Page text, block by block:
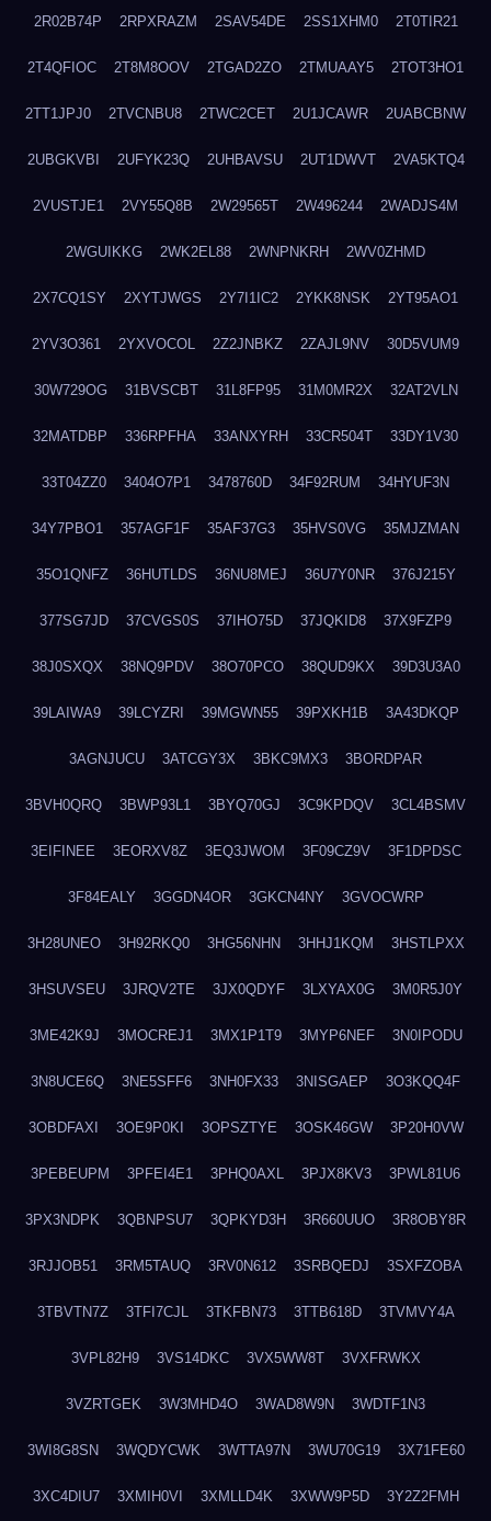
2R02B74P 2RPXRAZM 2SAV54DE 2SS1XHM0 2T0TIR21
2T4QFIOC 2T8M8OOV 2TGAD2ZO 2TMUAAY5 2TOT3HO1
2TT1JPJ0 2TVCNBU8 2TWC2CET 2U1JCAWR 2UABCBNW
2UBGKVBI 2UFYK23Q 2UHBAVSU 2UT1DWVT 2VA5KTQ4
2VUSTJE1 2VY55Q8B 2W29565T 2W496244 2WADJS4M
2WGUIKKG 2WK2EL88 2WNPNKRH 2WV0ZHMD
2X7CQ1SY 2XYTJWGS 2Y7I1IC2 2YKK8NSK 2YT95AO1
2YV3O361 2YXVOCOL 2Z2JNBKZ 2ZAJL9NV 30D5VUM9
30W729OG 31BVSCBT 31L8FP95 31M0MR2X 32AT2VLN
32MATDBP 336RPFHA 33ANXYRH 33CR504T 33DY1V30
33T04ZZ0 3404O7P1 3478760D 34F92RUM 34HYUF3N
34Y7PBO1 357AGF1F 35AF37G3 35HVS0VG 35MJZMAN
35O1QNFZ 36HUTLDS 36NU8MEJ 36U7Y0NR 376J215Y
377SG7JD 37CVGS0S 37IHO75D 37JQKID8 37X9FZP9
38J0SXQX 38NQ9PDV 38O70PCO 38QUD9KX 39D3U3A0
39LAIWA9 39LCYZRI 39MGWN55 39PXKH1B 3A43DKQP
3AGNJUCU 3ATCGY3X 3BKC9MX3 3BORDPAR
3BVH0QRQ 3BWP93L1 3BYQ70GJ 3C9KPDQV 3CL4BSMV
3EIFINEE 3EORXV8Z 3EQ3JWOM 3F09CZ9V 3F1DPDSC
3F84EALY 3GGDN4OR 3GKCN4NY 3GVOCWRP
3H28UNEO 3H92RKQ0 3HG56NHN 3HHJ1KQM 3HSTLPXX
3HSUVSEU 3JRQV2TE 3JX0QDYF 3LXYAX0G 3M0R5J0Y
3ME42K9J 3MOCREJ1 3MX1P1T9 3MYP6NEF 3N0IPODU
3N8UCE6Q 3NE5SFF6 3NH0FX33 3NISGAEP 3O3KQQ4F
3OBDFAXI 3OE9P0KI 3OPSZTYE 3OSK46GW 3P20H0VW
3PEBEUPM 3PFEI4E1 3PHQ0AXL 3PJX8KV3 3PWL81U6
3PX3NDPK 3QBNPSU7 3QPKYD3H 3R660UUO 3R8OBY8R
3RJJOB51 3RM5TAUQ 3RV0N612 3SRBQEDJ 3SXFZOBA
3TBVTN7Z 3TFI7CJL 3TKFBN73 3TTB618D 3TVMVY4A
3VPL82H9 3VS14DKC 3VX5WW8T 3VXFRWKX
3VZRTGEK 3W3MHD4O 3WAD8W9N 3WDTF1N3
3WI8G8SN 3WQDYCWK 3WTTA97N 3WU70G19 3X71FE60
3XC4DIU7 3XMIH0VI 3XMLLD4K 3XWW9P5D 3Y2Z2FMH